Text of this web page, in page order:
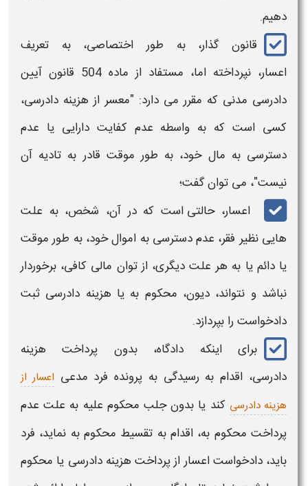
دهیم.
قانون گذار، به طور اختصاصی، به تعریف
اعسار،
نپرداخته اما، مستفاد از ماده 504 قانون آیین
دادرسی مدنی که مقرر می دارد: "معسر از هزینه دادرسی،
کسی است که به واسطه عدم کفایت دارایی یا عدم
دسترسی به مال خود، به طور موقت قادر به تادیه آن
نیست"، می توان گفت؛
اعسار،حالتی است که در آن، شخص، به علت
هایی نظیر فقر، عدم دسترسی به اموال خود، به طور موقت
یا دائم یا به هر علت دیگری، از توان مالی کافی، برخوردار
نباشد و نتواند، دیون، محکوم به یا هزینه دادرسی ثبت
دادخواست را بپردازد.
برای اینکه دادگاه، بدون پرداخت هزینه
دادرسی، اقدام به رسیدگی به پرونده فرد مدعی اعسار از
هزینه دادرسی کند یا بدون جلب محکوم علیه به علت عدم
پرداخت محکوم به، اقدام به تقسیط محکوم به نماید، فرد
باید،دادخواست اعساراز پرداخت هزینه دادرسی یا محکوم